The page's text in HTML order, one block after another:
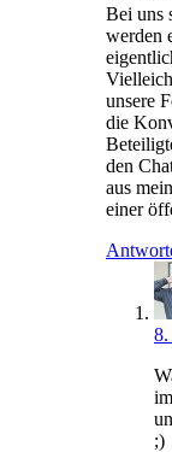
Bei uns
werden
unsere
die
den
aus
einer
8.
;)